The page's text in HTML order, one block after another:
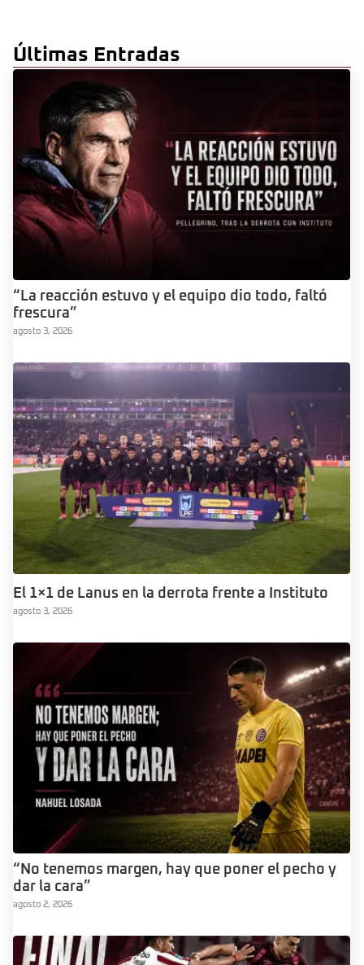
Últimas Entradas
“La reacción estuvo y el equipo dio todo, faltó
frescura”
agosto 3, 2026
El 1×1 de Lanus en la derrota frente a Instituto
agosto 3, 2026
“No tenemos margen, hay que poner el pecho y
dar la cara”
agosto 2, 2026